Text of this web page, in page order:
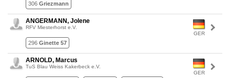
306 Griezmann
GER
ANGERMANN, Jolene
RFV Miesterhorst e.V.
296 Ginette 57
GER
ARNOLD, Marcus
TuS Blau Weiss Kakerbeck e.V.